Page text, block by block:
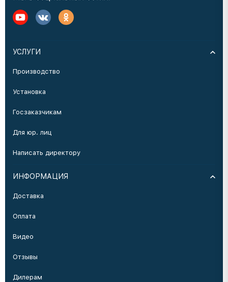
УСЛУГИ
Производство
Установка
Госзаказчикам
Для юр. лиц
Написать директору
ИНФОРМАЦИЯ
Доставка
Оплата
Видео
Отзывы
Дилерам